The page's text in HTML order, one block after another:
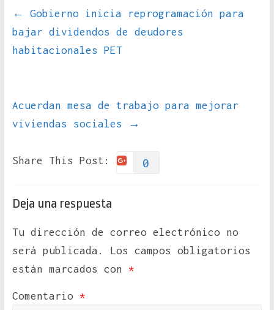
←
Gobierno inicia reprogramación para
bajar dividendos de deudores
habitacionales PET
Acuerdan mesa de trabajo para mejorar
viviendas sociales
→
Share This Post: 0
Deja una respuesta
Tu dirección de correo electrónico no
será publicada.
Los campos obligatorios
están marcados con *
Comentario *